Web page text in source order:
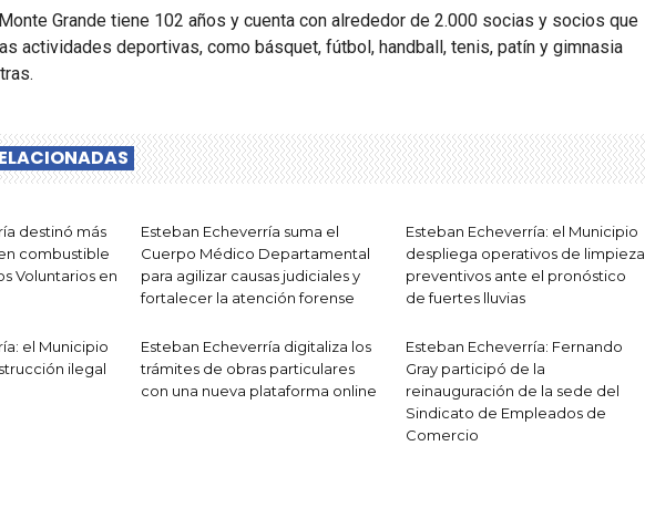
Grande tiene 102 años y cuenta con alrededor de 2.000 socias y socios que
actividades deportivas, como básquet, fútbol, handball, tenis, patín y gimnasia
destinó más
combustible
Voluntarios en
Esteban Echeverría suma el
Cuerpo Médico Departamental
para agilizar causas judiciales y
fortalecer la atención forense
Esteban Echeverría: el Municipio
despliega operativos de limpieza
preventivos ante el pronóstico
de fuertes lluvias
el Municipio
ilegal
Esteban Echeverría digitaliza los
trámites de obras particulares
con una nueva plataforma online
Esteban Echeverría: Fernando
Gray participó de la
reinauguración de la sede del
Sindicato de Empleados de
Comercio